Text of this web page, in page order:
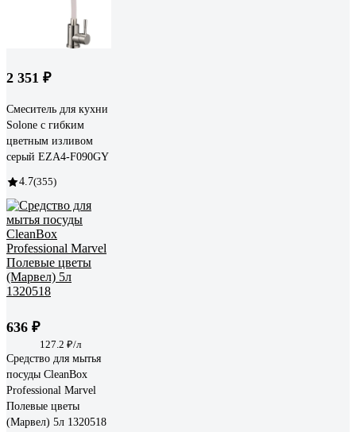
2 351 ₽
Смеситель для кухни
Solone с гибким
цветным изливом
серый EZA4-F090GY
4.7(355)
636 ₽
127.2 ₽/л
Средство для мытья
посуды CleanBox
Professional Marvel
Полевые цветы
(Марвел) 5л 1320518